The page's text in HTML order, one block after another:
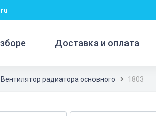
Доставка и оплата
Вентилятор радиатора основного 1803